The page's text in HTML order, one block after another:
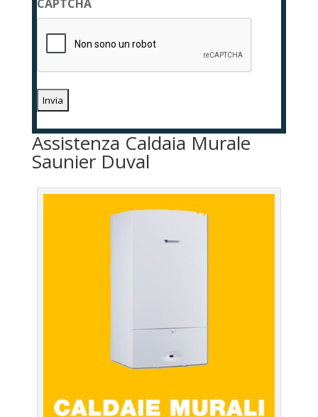
*
CAPTCHA
Assistenza Caldaia Murale
Saunier Duval